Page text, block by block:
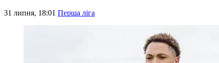
31 липня, 18:01 Перша ліга